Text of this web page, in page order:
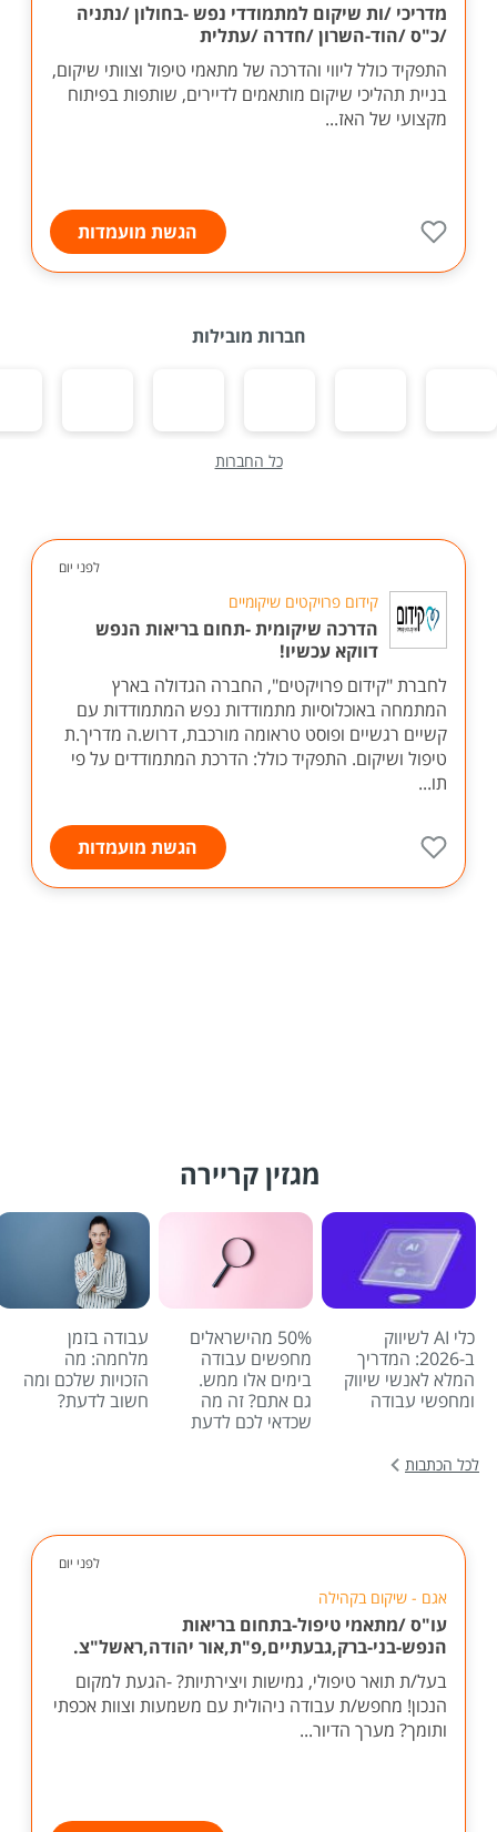
מדריכי /ות שיקום למתמודדי נפש -בחולון /נתניה
/כ"ס /הוד-השרון /חדרה /עתלית
התפקיד כולל ליווי והדרכה של מתאמי טיפול וצוותי שיקום,
בניית תהליכי שיקום מותאמים לדיירים, שותפות בפיתוח
מקצועי של האז...
הגשת מועמדות
חברות מובילות
כל החברות
לפני יום
קידום פרויקטים שיקומיים
הדרכה שיקומית -תחום בריאות הנפש
דווקא עכשיו!
לחברת "קידום פרויקטים", החברה הגדולה בארץ
המתמחה באוכלוסיות מתמודדות נפש המתמודדות עם
קשיים רגשיים ופוסט טראומה מורכבת, דרוש.ה מדריך.ת
טיפול ושיקום. התפקיד כולל: הדרכת המתמודדים על פי
תו...
הגשת מועמדות
מגזין קריירה
כלי AI לשיווק
ב-2026: המדריך
המלא לאנשי שיווק
ומחפשי עבודה
50% מהישראלים
מחפשים עבודה
בימים אלו ממש.
גם אתם? זה מה
שכדאי לכם לדעת
עבודה בזמן
מלחמה: מה
הזכויות שלכם ומה
חשוב לדעת?
לכל הכתבות
לפני יום
אגם - שיקום בקהילה
עו"ס /מתאמי טיפול-בתחום בריאות
הנפש-בני-ברק,גבעתיים,פ"ת,אור יהודה,ראשל"צ.
בעל/ת תואר טיפולי, גמישות ויצירתיות? -הגעת למקום
הנכון! מחפש/ת עבודה ניהולית עם משמעות וצוות אכפתי
ותומך? מערך הדיור...